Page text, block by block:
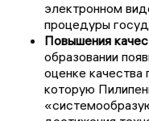
электронном
процедуры
Повышения
образовании
оценке качества
которую